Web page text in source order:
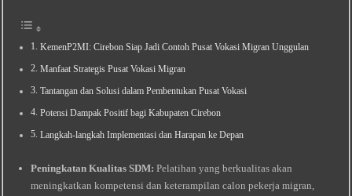
KemenP2MI: Cirebon Siap Jadi Contoh Pusat Vokasi Migran Unggulan
Manfaat Strategis Pusat Vokasi Migran
Tantangan dan Solusi dalam Pembentukan Pusat Vokasi
Potensi Dampak Positif bagi Kabupaten Cirebon
Langkah-langkah Implementasi dan Harapan ke Depan
Peningkatan Kualitas SDM: Pelatihan yang berkualitas akan
meningkatkan kompetensi dan keterampilan calon pekerja migran,